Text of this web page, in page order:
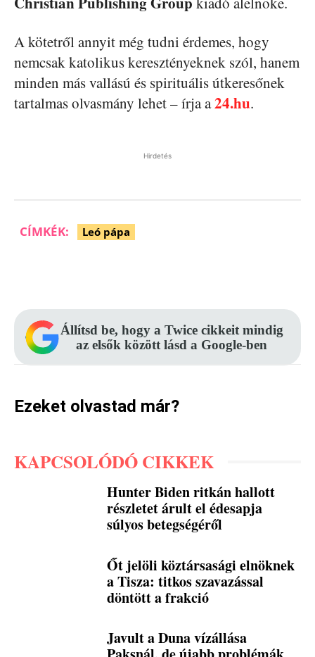
A kötetről annyit még tudni érdemes, hogy
nemcsak katolikus keresztényeknek szól, hanem
minden más vallású és spirituális útkeresőnek
tartalmas olvasmány lehet – írja a24.hu.
Hirdetés
CÍMKÉK: Leó pápa
Állítsd be, hogy a Twice cikkeit mindig
az elsők között lásd a Google-ben
Ezeket olvastad már?
KAPCSOLÓDÓ CIKKEK
Hunter Biden ritkán hallott
részletet árult el édesapja
súlyos betegségéről
Őt jelöli köztársasági elnöknek
a Tisza: titkos szavazással
döntött a frakció
Javult a Duna vízállása